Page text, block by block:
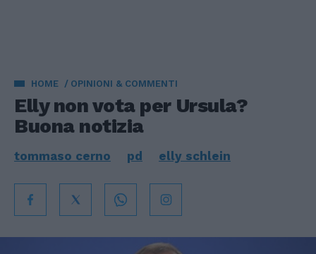
HOME OPINIONI & COMMENTI
Elly non vota per Ursula?
Buona notizia
tommaso cerno pd elly schlein